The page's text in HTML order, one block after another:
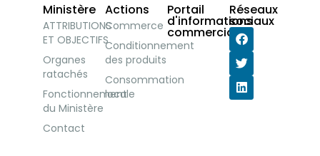
Ministère
ATTRIBUTIONS
ET OBJECTIFS
Organes
ratachés
Fonctionnement
du Ministère
Contact
Actions
Commerce
Conditionnement
des produits
Consommation
locale
Portail
d'informations
commerciales
Réseaux
sociaux